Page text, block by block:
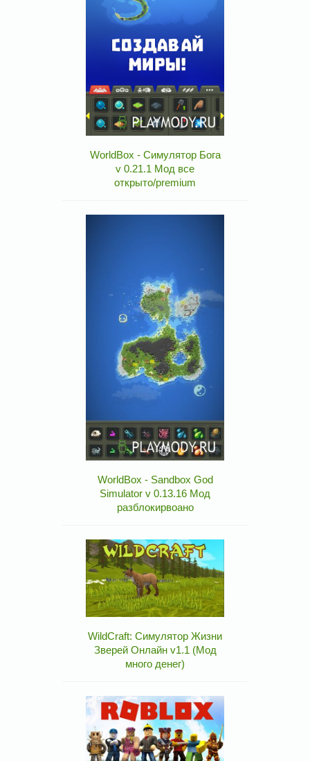
WorldBox - Симулятор Бога
v 0.21.1 Мод все
открыто/premium
WorldBox - Sandbox God
Simulator v 0.13.16 Мод
разблокирвоано
WildCraft: Симулятор Жизни
Зверей Онлайн v1.1 (Мод
много денег)